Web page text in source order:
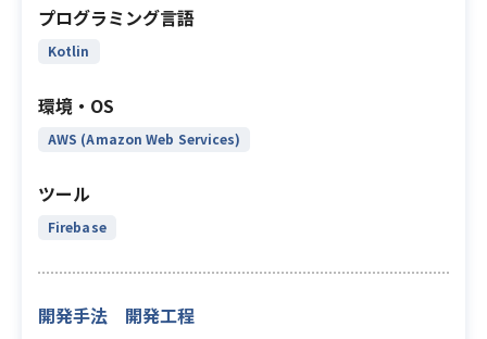
プログラミング言語
Kotlin
環境・OS
AWS (Amazon Web Services)
ツール
Firebase
開発手法 開発工程